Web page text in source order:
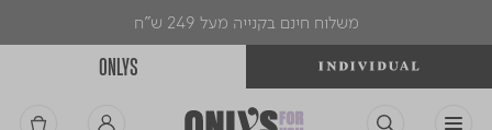
משלוח חינם בקנייה מעל 249 ש"ח
ONLYS